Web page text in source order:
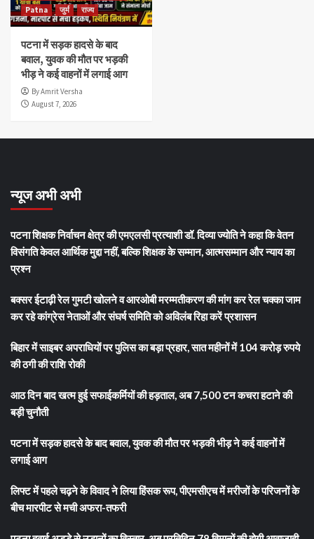
Patna
जुर्म राज्य
पटना में सड़क हादसे के बाद
बवाल, युवक की मौत पर भड़की
भीड़ ने कई वाहनों में लगाई आग
By Amrit Versha
August 7, 2026
न्यूज अभी अभी
पटना शिक्षक निर्वाचन क्षेत्र की एमएलसी प्रत्याशी डॉ. दिव्या ज्योति ने कहा कि वेतन
विसंगति केवल आर्थिक मुद्दा नहीं, बल्कि शिक्षक के सम्मान, आत्मसम्मान और न्याय का
प्रश्न
बक्सर ईटाढ़ी रेल गुमटी खोलने व आरओबी मरम्मतीकरण की मांग कर रेल चक्का जाम
कर रहे कांग्रेस नेताओं और संघर्ष समिति को अविलंब रिहा करें प्रशासन
बिहार में साइबर अपराधियों पर पुलिस का बड़ा प्रहार, सात महीनों में 104 करोड़ रुपये
की ठगी की राशि रोकी
आठ दिन बाद खत्म हुई सफाईकर्मियों की हड़ताल, अब 7,500 टन कचरा हटाने की
बड़ी चुनौती
पटना में सड़क हादसे के बाद बवाल, युवक की मौत पर भड़की भीड़ ने कई वाहनों में
लगाई आग
लिफ्ट में पहले चढ़ने के विवाद ने लिया हिंसक रूप, पीएमसीएच में मरीजों के परिजनों के
बीच मारपीट से मची अफरा-तफरी